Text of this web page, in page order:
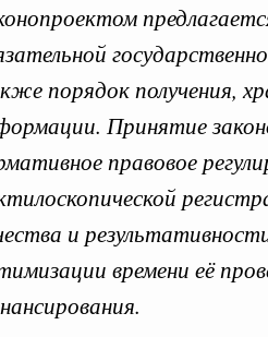
порядок получения,
Принятие
правовое
и
времени её
29 декабря 2025, понедельник
вопросы работы
план